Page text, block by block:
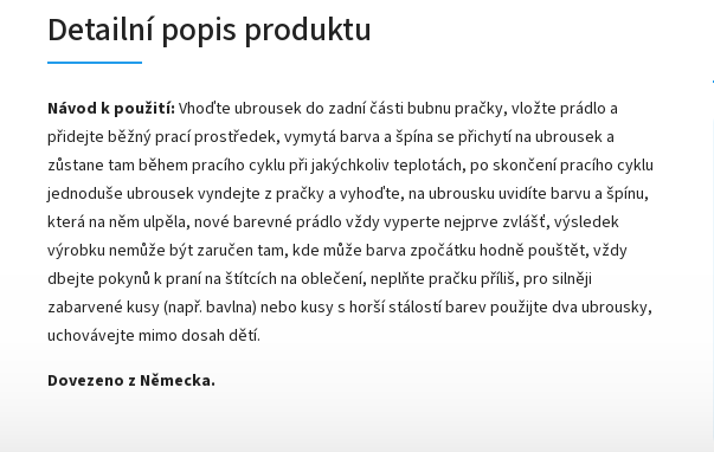
Detailní popis produktu
Návod k použití: Vhoďte ubrousek do zadní části bubnu pračky, vložte prádlo a
přidejte běžný prací prostředek, vymytá barva a špína se přichytí na ubrousek a
zůstane tam během pracího cyklu při jakýchkoliv teplotách, po skončení pracího cyklu
jednoduše ubrousek vyndejte z pračky a vyhoďte, na ubrousku uvidíte barvu a špínu,
která na něm ulpěla, nové barevné prádlo vždy vyperte nejprve zvlášť, výsledek
výrobku nemůže být zaručen tam, kde může barva zpočátku hodně pouštět, vždy
dbejte pokynů k praní na štítcích na oblečení, neplňte pračku příliš, pro silněji
zabarvené kusy (např. bavlna) nebo kusy s horší stálostí barev použijte dva ubrousky,
uchovávejte mimo dosah dětí.
Dovezeno z Německa.